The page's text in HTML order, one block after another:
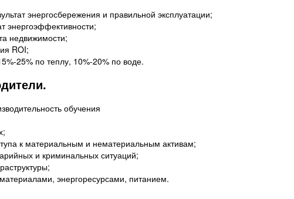
энергосбережения и правильной эксплуатации;
энергоэффективности;
недвижимости;
ROI;
25% по теплу, 10%-20% по воде.
обучения
к материальным и нематериальным активам;
и криминальных ситуаций;
энергоресурсами, питанием.